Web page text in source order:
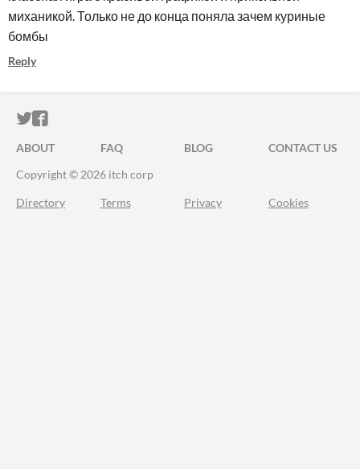
миханикой. Только не до конца поняла зачем куриные
бомбы
Reply
ITCH.IO ON TWITTER
ITCH.IO ON FACEBOOK
ABOUT FAQ BLOG
CONTACT US
Copyright © 2026 itch corp
Directory Terms Privacy Cookies